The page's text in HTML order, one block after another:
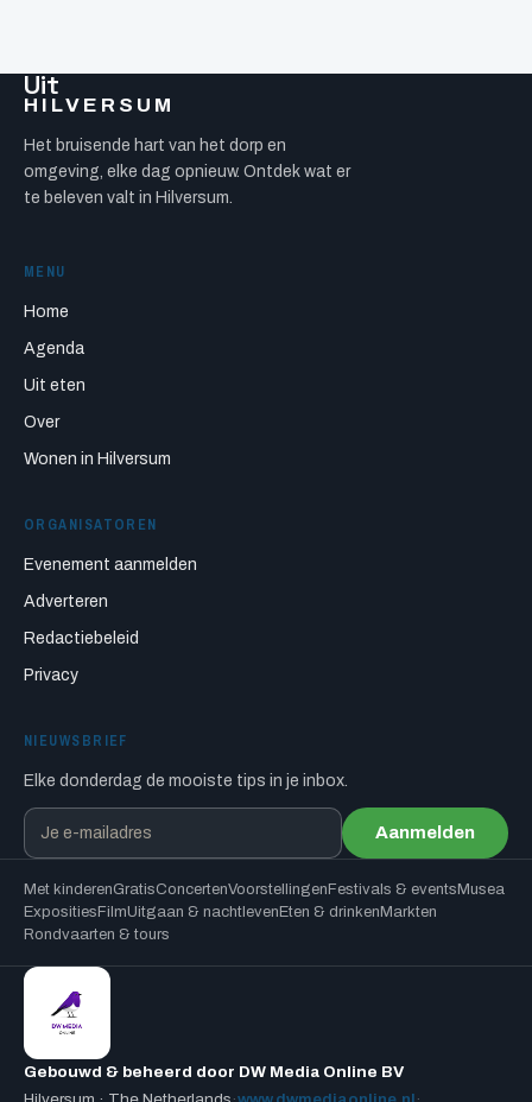
Uit
HILVERSUM
Het bruisende hart van het dorp en
omgeving, elke dag opnieuw. Ontdek wat er
te beleven valt in Hilversum.
MENU
Home
Agenda
Uit eten
Over
Wonen in Hilversum
ORGANISATOREN
Evenement aanmelden
Adverteren
Redactiebeleid
Privacy
NIEUWSBRIEF
Elke donderdag de mooiste tips in je inbox.
Aanmelden
Met kinderenGratisConcertenVoorstellingen Festivals & events Musea
Exposities FilmUitgaan & nachtleven Eten & drinken Markten
Rondvaarten & tours
Gebouwd & beheerd door DW Media Online BV